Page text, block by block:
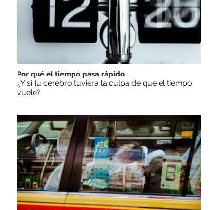
Por qué el tiempo pasa rápido
¿Y si tu cerebro tuviera la culpa de que el tiempo
vuele?